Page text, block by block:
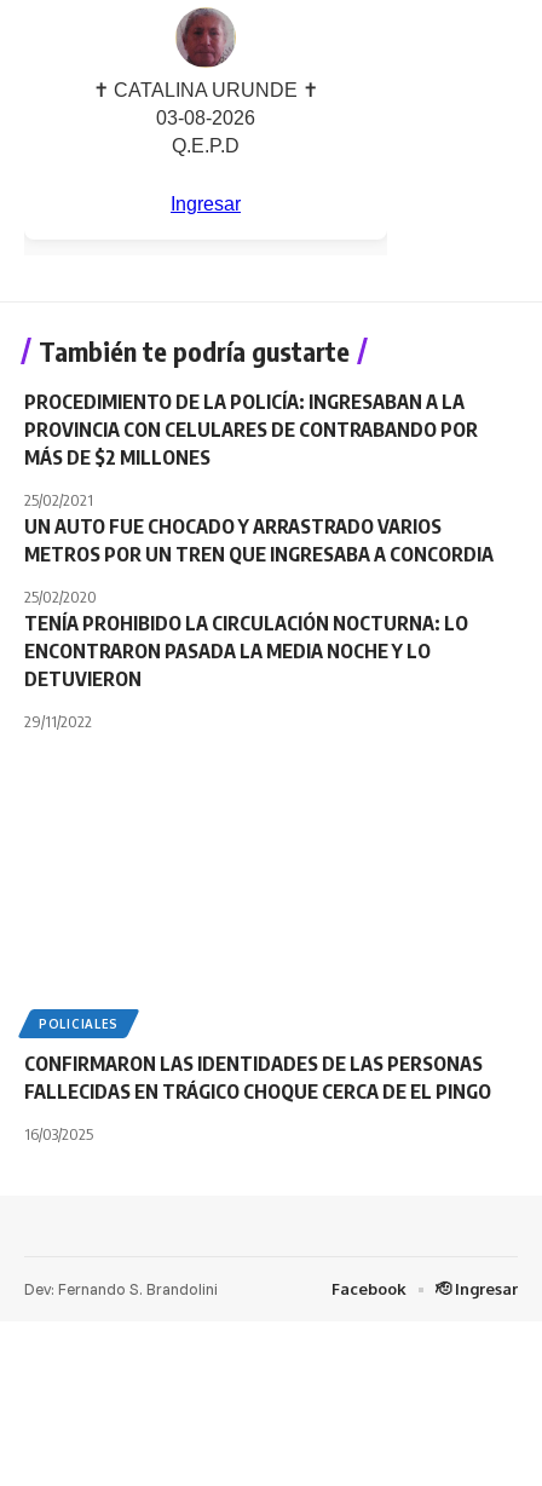
También te podría gustarte
PROCEDIMIENTO DE LA POLICÍA: INGRESABAN A LA
PROVINCIA CON CELULARES DE CONTRABANDO POR
MÁS DE $2 MILLONES
25/02/2021
UN AUTO FUE CHOCADO Y ARRASTRADO VARIOS
METROS POR UN TREN QUE INGRESABA A CONCORDIA
25/02/2020
TENÍA PROHIBIDO LA CIRCULACIÓN NOCTURNA: LO
ENCONTRARON PASADA LA MEDIA NOCHE Y LO
DETUVIERON
29/11/2022
POLICIALES
CONFIRMARON LAS IDENTIDADES DE LAS PERSONAS
FALLECIDAS EN TRÁGICO CHOQUE CERCA DE EL PINGO
16/03/2025
Dev: Fernando S. Brandolini Facebook 🫡 Ingresar